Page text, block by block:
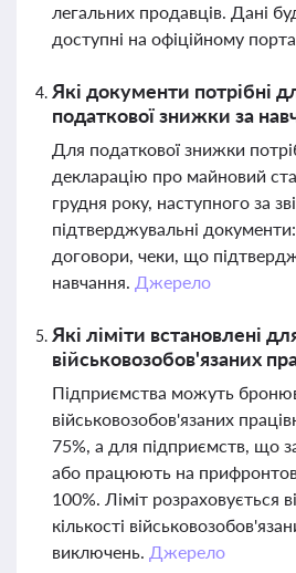
легальних продавців. Дані
доступні на офіційному
Які документи потрібні
податкової знижки за
Для податкової знижки
декларацію про майновий
грудня року, наступного за
підтверджувальні документи:
договори, чеки, що
навчання. Джерело
Які ліміти встановлені
військовозобов'язаних
Підприємства можуть
військовозобов'язаних
75%, а для підприємств, що
або працюють на
100%. Ліміт розраховується
кількості
виключень. Джерело